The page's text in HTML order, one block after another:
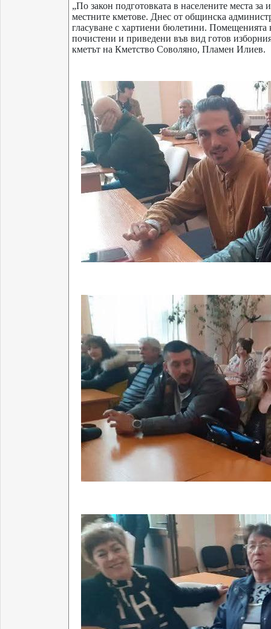
„По закон подготовката в населените места
местните кметове. Днес от общинска
гласуване с хартиени бюлетини.
почистени и приведени във вид готов
кметът на Кметство Соволяно, Пламен Илиев.